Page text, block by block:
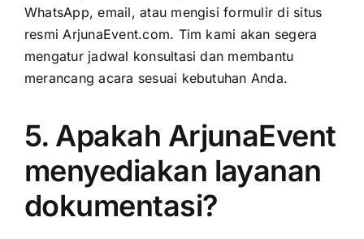
WhatsApp, email, atau mengisi formulir di situs
resmi ArjunaEvent.com. Tim kami akan segera
mengatur jadwal konsultasi dan membantu
merancang acara sesuai kebutuhan Anda.
5. Apakah ArjunaEvent
menyediakan layanan
dokumentasi?